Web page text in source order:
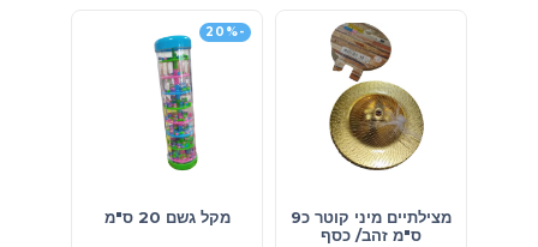
מצילתיים מיני קוטר כ9
ס"מ זהב/ כסף
-20%
מקל גשם 20 ס"מ